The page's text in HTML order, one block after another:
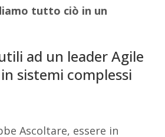
tutto ciò in un
ad un leader Agile
sistemi complessi
Ascoltare, essere in